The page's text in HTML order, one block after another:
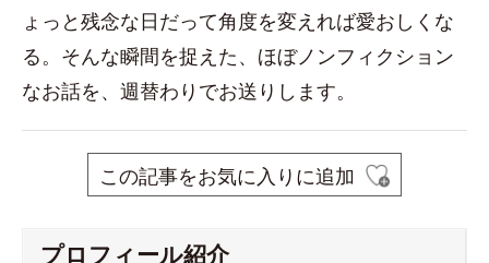
ょっと残念な日だって角度を変えれば愛おしくな
る。そんな瞬間を捉えた、ほぼノンフィクション
なお話を、週替わりでお送りします。
この記事をお気に入りに追加
プロフィール紹介